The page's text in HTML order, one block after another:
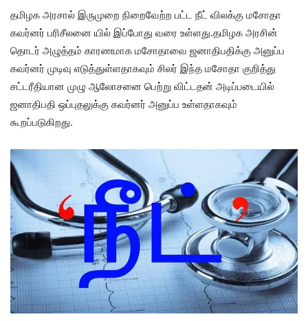
தமிழக அரசால் இருமுறை நிறைவேற்ற பட்ட நீட் விலக்கு மசோதா
கவர்னர் பரிசீலனை யில் இப்போது வரை உள்ளது.தமிழக அரசின்
தொடர் அழுத்தம் காரணமாக மசோதாவை ஜனாதிபதிக்கு அனுப்ப
கவர்னர் முடிவு எடுத்துள்ளதாகவும் சிலர் இந்த மசோதா குறித்து
சட்டரீதியான முழு ஆலோசனை பெற்று விட்டதன் அடிப்படையில்
ஜனாதிபதி ஒப்புதலுக்கு கவர்னர் அனுப்ப உள்ளதாகவும்
கூறப்படுகிறது.